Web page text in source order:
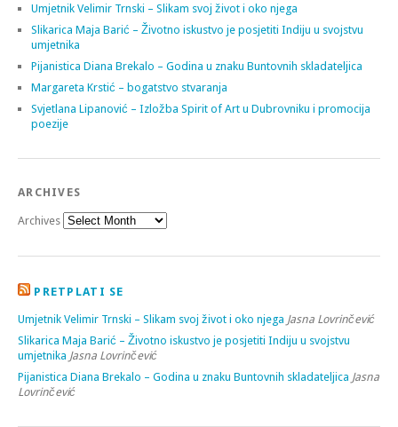
Umjetnik Velimir Trnski – Slikam svoj život i oko njega
Slikarica Maja Barić – Životno iskustvo je posjetiti Indiju u svojstvu
umjetnika
Pijanistica Diana Brekalo – Godina u znaku Buntovnih skladateljica
Margareta Krstić – bogatstvo stvaranja
Svjetlana Lipanović – Izložba Spirit of Art u Dubrovniku i promocija
poezije
ARCHIVES
Archives
PRETPLATI SE
Umjetnik Velimir Trnski – Slikam svoj život i oko njega Jasna Lovrinčević
Slikarica Maja Barić – Životno iskustvo je posjetiti Indiju u svojstvu
umjetnika Jasna Lovrinčević
Pijanistica Diana Brekalo – Godina u znaku Buntovnih skladateljica Jasna
Lovrinčević